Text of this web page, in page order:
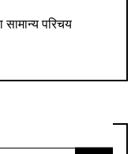
सामान्य परिचय